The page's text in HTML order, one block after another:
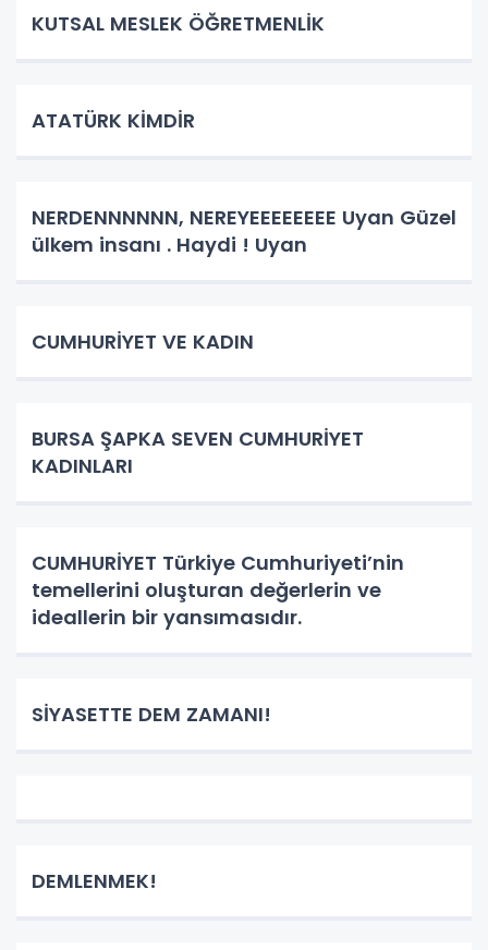
KUTSAL MESLEK ÖĞRETMENLİK
ATATÜRK KİMDİR
NERDENNNNNN, NEREYEEEEEEEE Uyan Güzel
ülkem insanı . Haydi ! Uyan
CUMHURİYET VE KADIN
BURSA ŞAPKA SEVEN CUMHURİYET
KADINLARI
CUMHURİYET Türkiye Cumhuriyeti’nin
temellerini oluşturan değerlerin ve
ideallerin bir yansımasıdır.
SİYASETTE DEM ZAMANI!
DEMLENMEK!